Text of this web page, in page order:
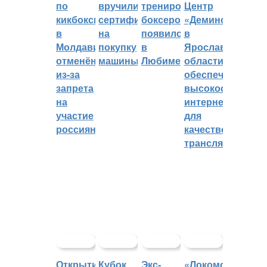
по
кикбоксингу
в
Молдавии
отменён
из-за
запрета
на
участие
россиян
вручили
сертификат
на
покупку
машины
тренировок
боксеров
появился
в
Любиме
Центр
«Демино»
в
Ярославской
области
обеспечивают
интернетом
для
качественных
трансляций